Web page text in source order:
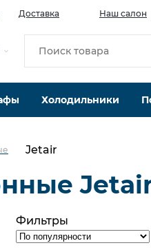
Доставка Наш салон
Холодильники
Jetair
Фильтры